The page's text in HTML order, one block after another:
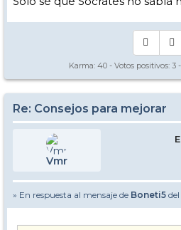
Karma: 40 - Votos positivos: 3
Re: Consejos para mejorar
Vmr
» En respuesta al mensaje de Boneti5